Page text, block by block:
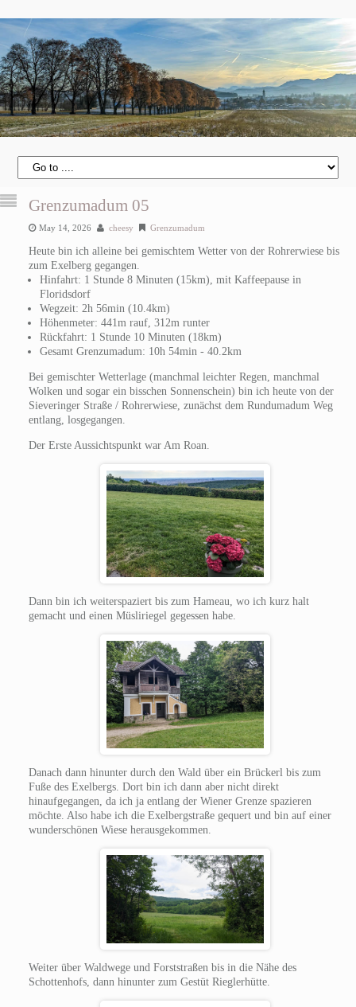
Grenzumadum 05
May 14, 2026 cheesy Grenzumadum
Heute bin ich alleine bei gemischtem Wetter von der Rohrerwiese bis
zum Exelberg gegangen.
Hinfahrt: 1 Stunde 8 Minuten (15km), mit Kaffeepause in
Floridsdorf
Wegzeit: 2h 56min (10.4km)
Höhenmeter: 441m rauf, 312m runter
Rückfahrt: 1 Stunde 10 Minuten (18km)
Gesamt Grenzumadum: 10h 54min - 40.2km
Bei gemischter Wetterlage (manchmal leichter Regen, manchmal
Wolken und sogar ein bisschen Sonnenschein) bin ich heute von der
Sieveringer Straße / Rohrerwiese, zunächst dem Rundumadum Weg
entlang, losgegangen.
Der Erste Aussichtspunkt war Am Roan.
Dann bin ich weiterspaziert bis zum Hameau, wo ich kurz halt
gemacht und einen Müsliriegel gegessen habe.
Danach dann hinunter durch den Wald über ein Brückerl bis zum
Fuße des Exelbergs. Dort bin ich dann aber nicht direkt
hinaufgegangen, da ich ja entlang der Wiener Grenze spazieren
möchte. Also habe ich die Exelbergstraße gequert und bin auf einer
wunderschönen Wiese herausgekommen.
Weiter über Waldwege und Forststraßen bis in die Nähe des
Schottenhofs, dann hinunter zum Gestüt Rieglerhütte.